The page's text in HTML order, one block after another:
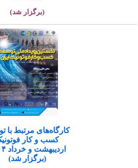
(برگزار شد)
کارگاه‌های مرتبط با
کسب و کار فوتونیک
اردیبهشت و خرداد ۱۴۰۴
(برگزار شد)